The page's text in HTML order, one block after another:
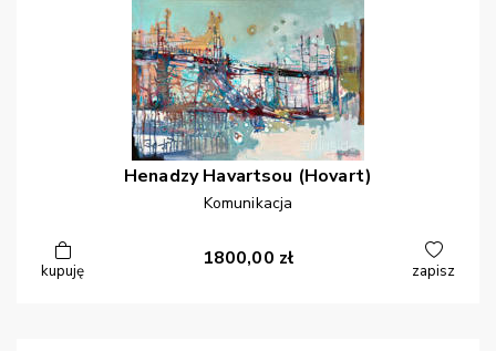
Henadzy Havartsou (Hovart)
Komunikacja
kupuję
1800,00 zł
zapisz